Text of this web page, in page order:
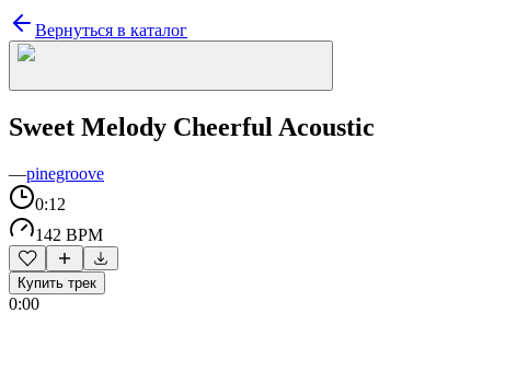
Вернуться в каталог
Sweet Melody Cheerful Acoustic
—pinegroove
0:12
142 BPM
Купить трек
0:00